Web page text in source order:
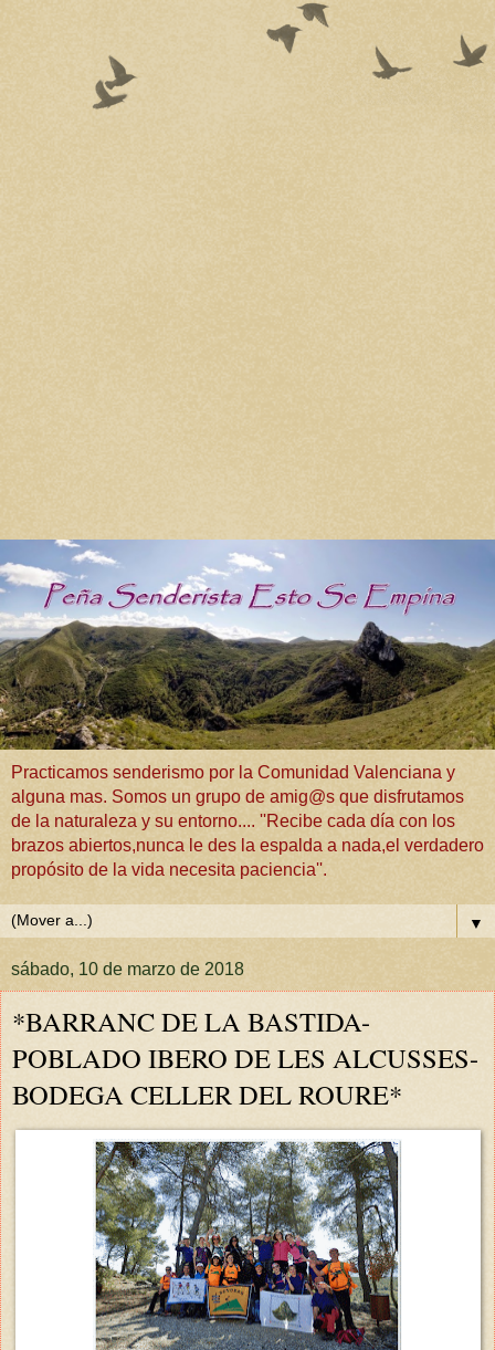
Practicamos senderismo por la Comunidad Valenciana y
alguna mas. Somos un grupo de amig@s que disfrutamos
de la naturaleza y su entorno.... ''Recibe cada día con los
brazos abiertos,nunca le des la espalda a nada,el verdadero
propósito de la vida necesita paciencia''.
▼
sábado, 10 de marzo de 2018
*BARRANC DE LA BASTIDA-
POBLADO IBERO DE LES ALCUSSES-
BODEGA CELLER DEL ROURE*